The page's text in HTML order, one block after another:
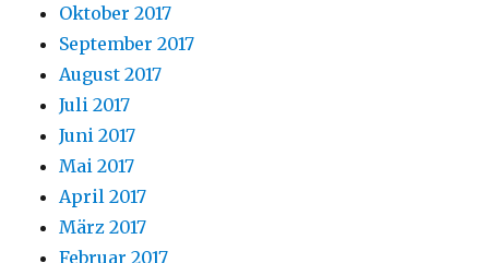
Oktober 2017
September 2017
August 2017
Juli 2017
Juni 2017
Mai 2017
April 2017
März 2017
Februar 2017